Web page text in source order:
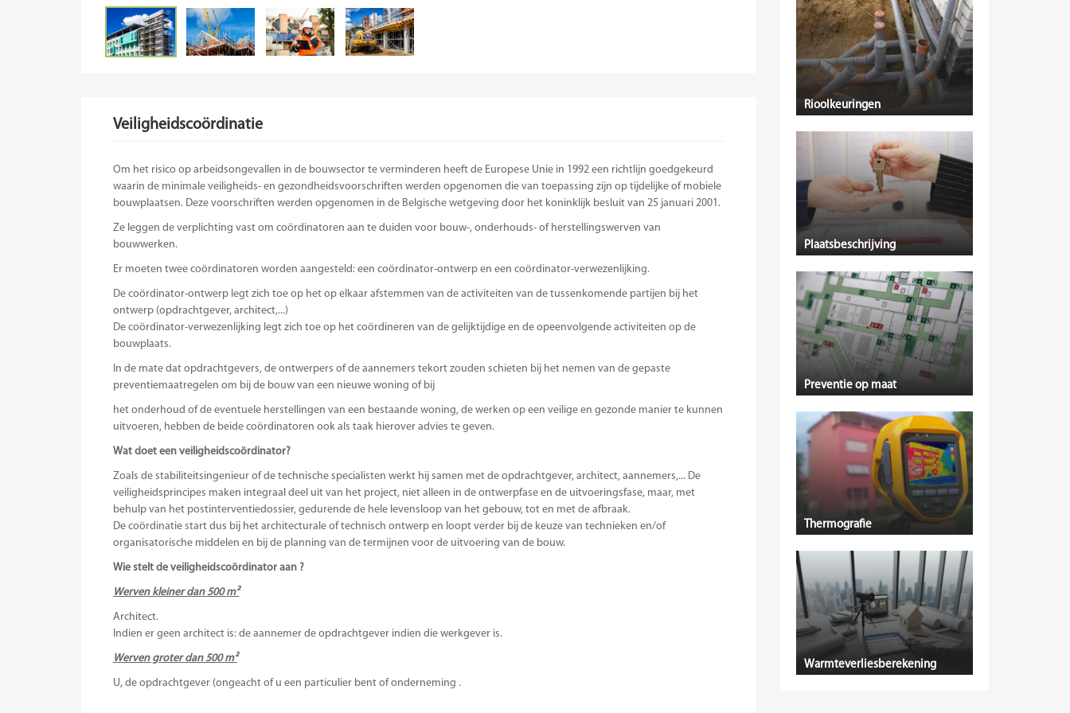
Veiligheidscoördinatie
Om het risico op arbeidsongevallen in de bouwsector te verminderen heeft de Europese Unie in 1992 een richtlijn goedgekeurd
waarin de minimale veiligheids- en gezondheidsvoorschriften werden opgenomen die van toepassing zijn op tijdelijke of mobiele
bouwplaatsen. Deze voorschriften werden opgenomen in de Belgische wetgeving door het koninklijk besluit van 25 januari 2001.
Ze leggen de verplichting vast om coördinatoren aan te duiden voor bouw-, onderhouds- of herstellingswerven van
bouwwerken.
Er moeten twee coördinatoren worden aangesteld: een coördinator-ontwerp en een coördinator-verwezenlijking.
De coördinator-ontwerp legt zich toe op het op elkaar afstemmen van de activiteiten van de tussenkomende partijen bij het
ontwerp (opdrachtgever, architect,...)
De coördinator-verwezenlijking legt zich toe op het coördineren van de gelijktijdige en de opeenvolgende activiteiten op de
bouwplaats.
In de mate dat opdrachtgevers, de ontwerpers of de aannemers tekort zouden schieten bij het nemen van de gepaste
preventiemaatregelen om bij de bouw van een nieuwe woning of bij
het onderhoud of de eventuele herstellingen van een bestaande woning, de werken op een veilige en gezonde manier te kunnen
uitvoeren, hebben de beide coördinatoren ook als taak hierover advies te geven.
Wat doet een veiligheidscoördinator?
Zoals de stabiliteitsingenieur of de technische specialisten werkt hij samen met de opdrachtgever, architect, aannemers,... De
veiligheidsprincipes maken integraal deel uit van het project, niet alleen in de ontwerpfase en de uitvoeringsfase, maar, met
behulp van het postinterventiedossier, gedurende de hele levensloop van het gebouw, tot en met de afbraak.
De coördinatie start dus bij het architecturale of technisch ontwerp en loopt verder bij de keuze van technieken en/of
organisatorische middelen en bij de planning van de termijnen voor de uitvoering van de bouw.
Wie stelt de veiligheidscoördinator aan ?
Werven kleiner dan 500 m²
Architect.
Indien er geen architect is: de aannemer de opdrachtgever indien die werkgever is.
Werven groter dan 500 m²
U, de opdrachtgever (ongeacht of u een particulier bent of onderneming .
Rioolkeuringen
Plaatsbeschrijving
Preventie op maat
Thermografie
Warmteverliesberekening